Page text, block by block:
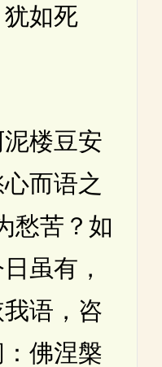
如死
豆安
而语之
愁苦？如
虽有，
语，咨
佛涅槃